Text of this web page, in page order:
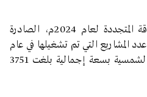
وأظهرت نشرة إحصاءات الطاقة المتجددة لعام 2024م، الصادرة
المشاريع التي تم تشغيلها في عام
2024م بلغ 5 مشاريع للطاقة الشمسية بسعة إجمالية بلغت 3751